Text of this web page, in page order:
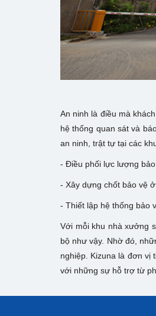
An ninh là điều mà
hệ thống quan sát và
an ninh, trật tự tại các
- Điều phối lực lượng
- Xây dựng chốt bảo vệ
- Thiết lập hệ thống bảo
Với mỗi khu nhà xưởng
bộ như vậy. Nhờ đó,
nghiệp. Kizuna là đơn vị
với những sự hỗ trợ từ